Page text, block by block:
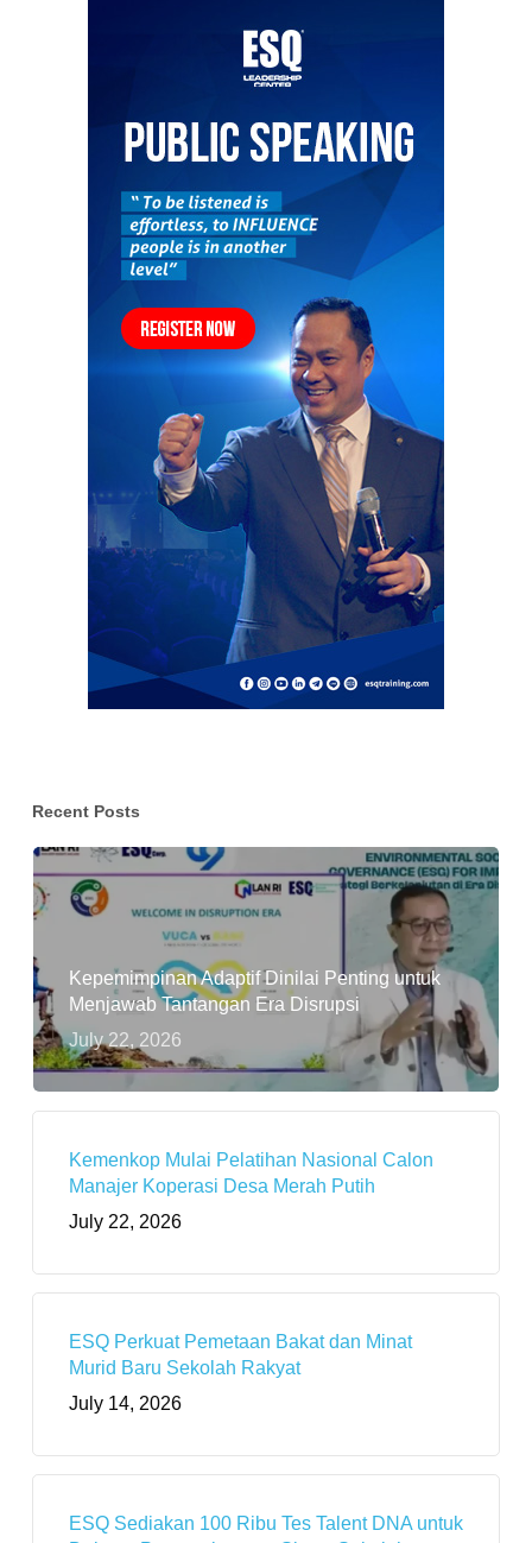
Recent Posts
Kepemimpinan Adaptif Dinilai Penting untuk
Menjawab Tantangan Era Disrupsi
July 22, 2026
Kemenkop Mulai Pelatihan Nasional Calon
Manajer Koperasi Desa Merah Putih
July 22, 2026
ESQ Perkuat Pemetaan Bakat dan Minat
Murid Baru Sekolah Rakyat
July 14, 2026
ESQ Sediakan 100 Ribu Tes Talent DNA untuk